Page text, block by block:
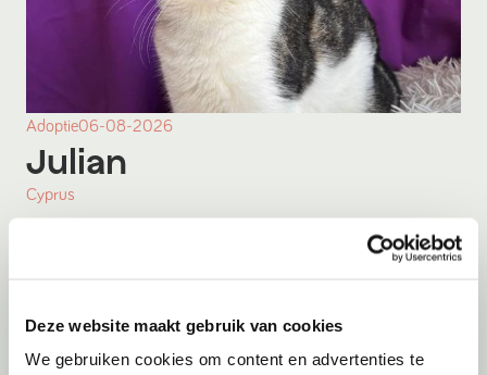
Deze website maakt gebruik van cookies
We gebruiken cookies om content en advertenties te
Adoptie06-08-2026
Julian
Cyprus